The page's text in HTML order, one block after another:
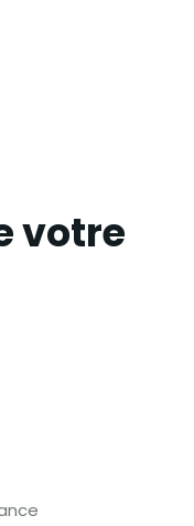
votre